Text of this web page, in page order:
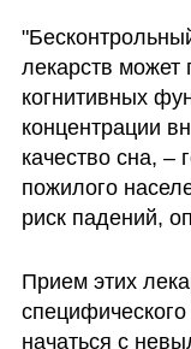
лекарств может
когнитивных
концентрации
качество сна, –
пожилого
риск падений,
Прием этих
начаться с